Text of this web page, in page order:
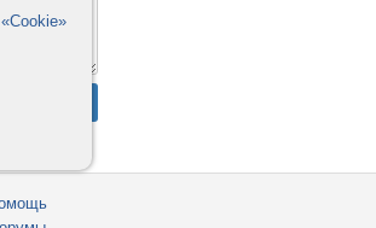
«Cookie»